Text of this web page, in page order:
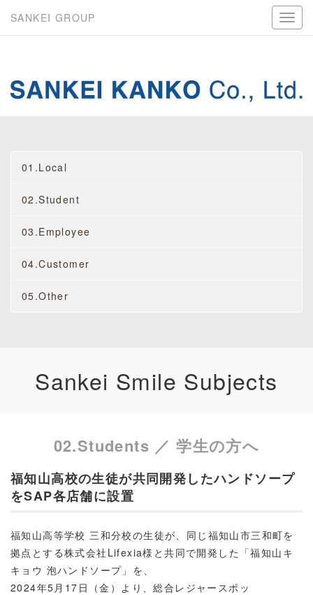
SANKEI GROUP
01.Local
02.Student
03.Employee
04.Customer
05.Other
Sankei Smile Subjects
02.Students ／ 学生の方へ
福知山高校の生徒が共同開発したハンドソープ
をSAP各店舗に設置
福知山高等学校 三和分校の生徒が、同じ福知山市三和町を
拠点とする株式会社Lifexia様と共同で開発した「福知山キ
キョウ 泡ハンドソープ」を、
2024年5月17日（金）より、総合レジャースポッ